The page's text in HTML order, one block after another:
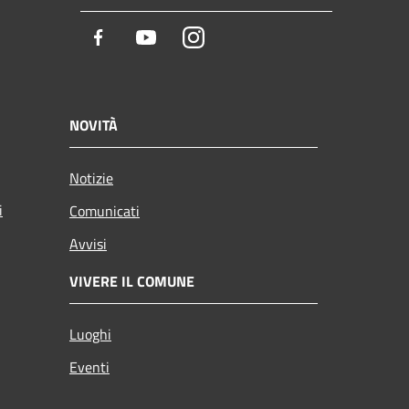
Facebook YoutubeInstagram
NOVITÀ
Notizie
Comunicati
Avvisi
VIVERE IL COMUNE
Luoghi
Eventi